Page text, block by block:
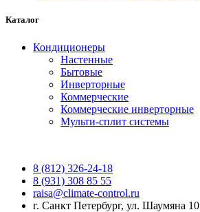
Каталог
Кондиционеры
Настенные
Бытовые
Инверторные
Коммерческие
Коммерческие инверторные
Мульти-сплит системы
8 (812) 326-24-18
8 (931) 308 85 55
raisa@climate-control.ru
г. Санкт Петербург, ул. Шаумяна 10